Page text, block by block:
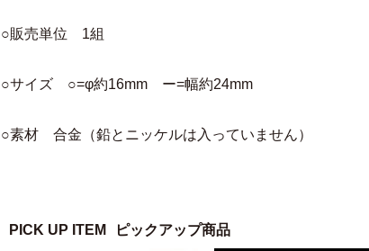
○販売単位 1組
○サイズ ○=φ約16mm ー=幅約24mm
○素材 合金（鉛とニッケルは入っていません）
PICK UP ITEM ピックアップ商品